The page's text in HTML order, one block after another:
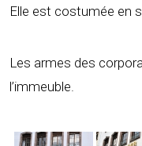
Elle est costumée en
Les armes des
l’immeuble.